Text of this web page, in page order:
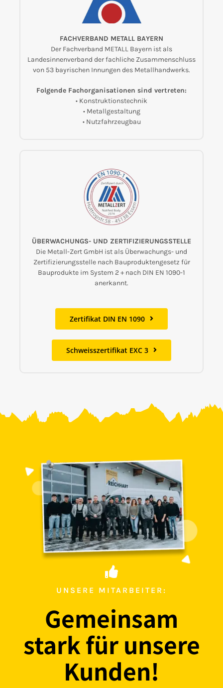
FACHVERBAND METALL BAYERN
Der Fachverband METALL Bayern ist als
Landesinnenverband der fachliche Zusammenschluss
von 53 bayrischen Innungen des Metallhandwerks.
Folgende Fachorganisationen sind vertreten:
• Konstruktionstechnik
• Metallgestaltung
• Nutzfahrzeugbau
ÜBERWACHUNGS- UND ZERTIFIZIERUNGSSTELLE
Die Metall-Zert GmbH ist als Überwachungs- und
Zertifizierungsstelle nach Bauproduktengesetz für
Bauprodukte im System 2 + nach DIN EN 1090-1
anerkannt.
Zertifikat DIN EN 1090
Schweisszertifikat EXC 3
UNSERE MITARBEITER:
Gemeinsam
stark für unsere
Kunden!